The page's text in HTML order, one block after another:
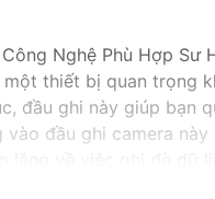
Nghệ Phù Hợp Sư
thiết bị quan trọng
đầu ghi này giúp bạn
đầu ghi camera
giám sát an ninh